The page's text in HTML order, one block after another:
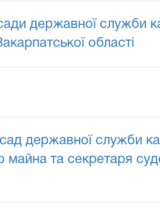
державної служби
області
державної служби
майна та секретаря